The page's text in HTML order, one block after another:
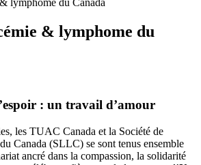
& lymphome du
: un travail d’amour
les TUAC Canada et la Société de
Canada (SLLC) se sont tenus ensemble
ancré dans la compassion, la solidarité